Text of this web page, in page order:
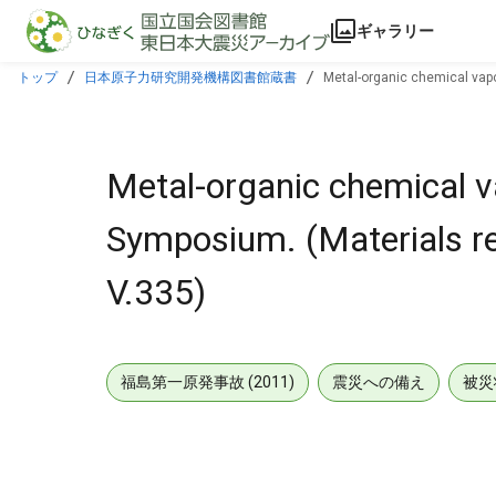
本文に飛ぶ
ギャラリー
トップ 日本原子力研究開発機構図書館蔵書 Metal-organic chemical
Metal-organic chemical
Symposium. (Materials
V.335)
福島第一原発事故 (2011) 震災への備え 被災